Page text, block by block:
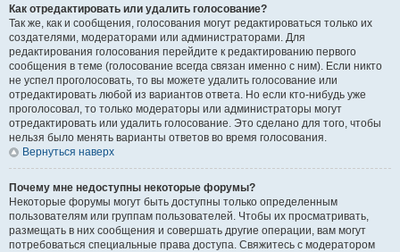
Как отредактировать или удалить голосование?
Так же, как и сообщения, голосования могут редактироваться только их
создателями, модераторами или администраторами. Для
редактирования голосования перейдите к редактированию первого
сообщения в теме (голосование всегда связан именно с ним). Если никто
не успел проголосовать, то вы можете удалить голосование или
отредактировать любой из вариантов ответа. Но если кто-нибудь уже
проголосовал, то только модераторы или администраторы могут
отредактировать или удалить голосование. Это сделано для того, чтобы
нельзя было менять варианты ответов во время голосования.
Вернуться наверх
Почему мне недоступны некоторые форумы?
Некоторые форумы могут быть доступны только определенным
пользователям или группам пользователей. Чтобы их просматривать,
размещать в них сообщения и совершать другие операции, вам могут
потребоваться специальные права доступа. Свяжитесь с модератором